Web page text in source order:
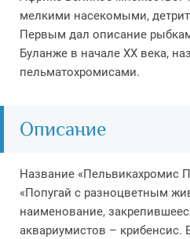
мелкими насекомыми,
Первым дал описание
Буланже в начале XX века,
пельматохромисами.
Описание
Название «Пельвикахромис
«Попугай с разноцветным
наименование,
аквариумистов – крибенсис.